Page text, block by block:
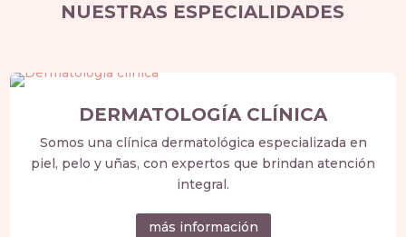
NUESTRAS ESPECIALIDADES
DERMATOLOGÍA CLÍNICA
Somos una clínica dermatológica especializada en
piel, pelo y uñas, con expertos que brindan atención
integral.
más información